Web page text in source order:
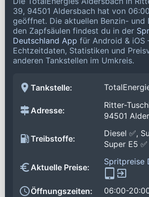
39, 94501 Aldersbach hat von
geöffnet. Die aktuellen Benzin- und
den Zapfsäulen findest du in der
Deutschland App für Android & iOS
Echtzeitdaten, Statistiken und
anderen Tankstellen im Umkreis.
Tankstelle:
Adresse:
Ritter-
94501
Treibstoffe:
Diesel ✅,
Super E5 ✅
Aktuelle Preise:
Spritpreise
Öffnungszeiten:
06:00-